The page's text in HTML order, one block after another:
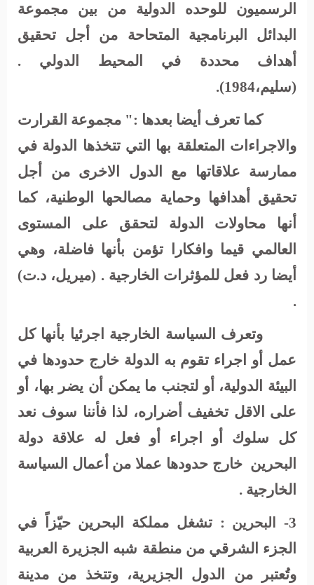
الرسميون للوحده الدولية من بين مجموعة
البدائل البرنامجية المتحاحة من أجل تحقيق
أهداف محددة في المحيط الدولي .
(سليم،1984).
كما تعرف أيضا بعدها :" مجموعة القرارت
والاجراءات المتعلقة بها التي تتخذها الدولة في
ممارسة علاقاتها مع الدول الاخرى من أجل
تحقيق أهدافها وحماية مصالحها الوطنية، كما
أنها محاولات الدولة لتحقق على المستوى
العالمي قيما وافكارا تؤمن بأنها فاضلة، وهي
أيضا رد فعل للمؤثرات الخارجية . (ميريل، د.ت)
.
وتعرف السياسة الخارجية اجرئيا بأنها كل
عمل أو اجراء تقوم به الدولة خارج حدودها في
البيئة الدولية، أو لتجنب ما يمكن أن يضر بها، أو
على الاقل تخفيف أضراره، لذا فأننا سوف نعد
كل سلوك أو اجراء أو فعل له علاقة دولة
البحرين خارج حدودها عملا من أعمال السياسة
الخارجية .
3-
البحرين :تشغل مملكة البحرين حيّزاً في
الجزء الشرقي من منطقة شبه الجزيرة العربية
وتُعتبر من الدول الجزيرية، وتتخذ من مدينة